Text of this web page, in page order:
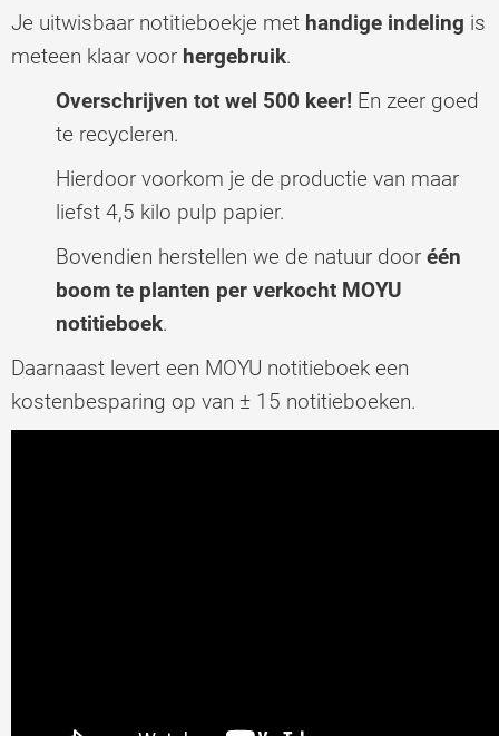
Je uitwisbaar notitieboekje met handige indeling is
meteen klaar voor hergebruik.
Overschrijven tot wel 500 keer! En zeer goed
te recycleren.
Hierdoor voorkom je de productie van maar
liefst 4,5 kilo pulp papier.
Bovendien herstellen we de natuur door één
boom te planten per verkocht MOYU
notitieboek.
Daarnaast levert een MOYU notitieboek een
kostenbesparing op van ± 15 notitieboeken.